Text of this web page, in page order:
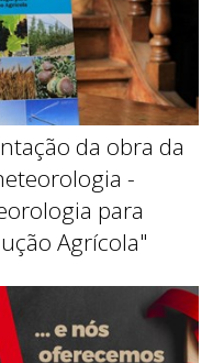
da obra da
-
para
Agrícola"